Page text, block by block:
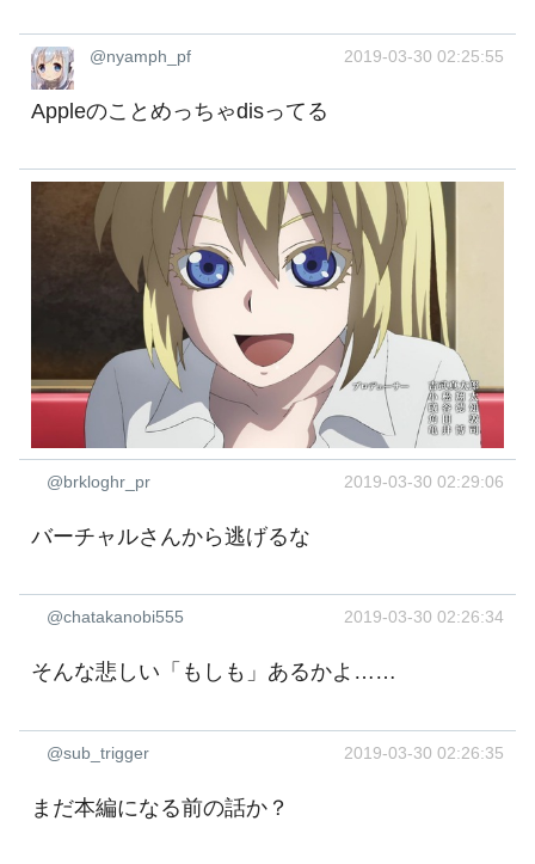
@nyamph_pf 2019-03-30 02:25:55
Appleのことめっちゃdisってる
@brkloghr_pr 2019-03-30 02:29:06
バーチャルさんから逃げるな
@chatakanobi555 2019-03-30 02:26:34
そんな悲しい「もしも」あるかよ……
@sub_trigger 2019-03-30 02:26:35
まだ本編になる前の話か？